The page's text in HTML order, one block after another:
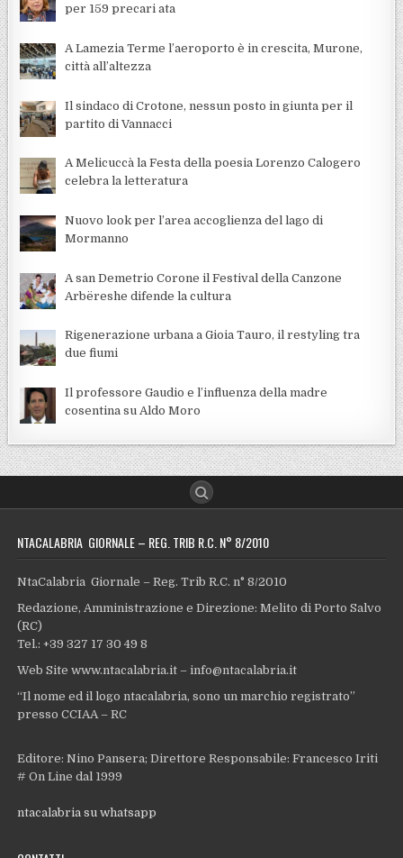
per 159 precari ata
A Lamezia Terme l’aeroporto è in crescita, Murone,
città all’altezza
Il sindaco di Crotone, nessun posto in giunta per il
partito di Vannacci
A Melicuccà la Festa della poesia Lorenzo Calogero
celebra la letteratura
Nuovo look per l’area accoglienza del lago di
Mormanno
A san Demetrio Corone il Festival della Canzone
Arbëreshe difende la cultura
Rigenerazione urbana a Gioia Tauro, il restyling tra
due fiumi
Il professore Gaudio e l’influenza della madre
cosentina su Aldo Moro
NTACALABRIA GIORNALE – REG. TRIB R.C. N° 8/2010
NtaCalabria Giornale – Reg. Trib R.C. n° 8/2010
Redazione, Amministrazione e Direzione: Melito di Porto Salvo
(RC)
Tel.: +39 327 17 30 49 8
Web Site www.ntacalabria.it – info@ntacalabria.it
“Il nome ed il logo ntacalabria, sono un marchio registrato”
presso CCIAA – RC
Editore: Nino Pansera; Direttore Responsabile: Francesco Iriti
# On Line dal 1999
ntacalabria su whatsapp